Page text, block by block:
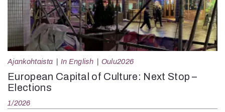
Ajankohtaista In English Oulu2026
European Capital of Culture: Next Stop –
Elections
1/2026